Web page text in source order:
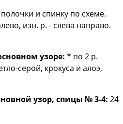
полочки и спинку по схеме.
изн. р. - слева направо.
узоре: * по 2 р.
серой, крокуса и алоэ,
узор, спицы № 3-4: 24